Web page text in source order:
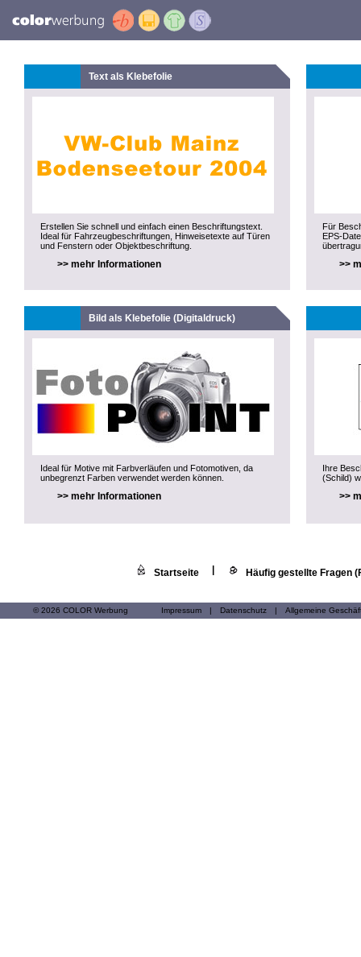
Text als Klebefolie
Erstellen Sie schnell und einfach einen Beschriftungstext.
Ideal für Fahrzeugbeschriftungen, Hinweisetexte auf Türen
und Fenstern oder Objektbeschriftung.
>> mehr Informationen
Für
EPS-
>>
Bild als Klebefolie (Digitaldruck)
Ideal für Motive mit Farbverläufen und Fotomotiven, da
unbegrenzt Farben verwendet werden können.
>> mehr Informationen
Ihre
(Schild)
>>
Startseite Häufig gestellte Fragen
© 2026 COLOR Werbung Impressum | Datenschutz | Allgemeine